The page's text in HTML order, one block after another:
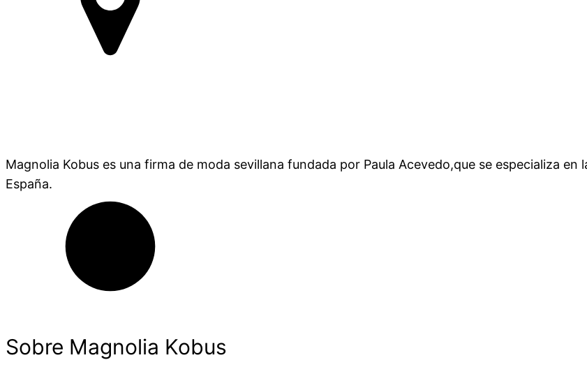
Magnolia Kobus es una firma de moda sevillana fundada por Paula Acevedo,que se especializa
España.
Sobre Magnolia Kobus